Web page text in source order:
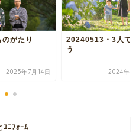
3人で写ろ
2024年5月13日
20240408・今日も
めての夏ものがたり
2024年4
ﾕﾆﾌｫｰﾑ